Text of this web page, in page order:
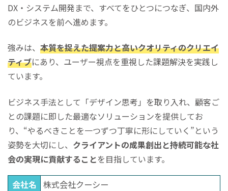
DX・システム開発まで、すべてをひとつにつなぎ、国内外
のビジネスを前へ進めます。
強みは、 本質を捉えた提案力と高いクオリティのクリエイ
ティブにあり、ユーザー視点を重視した課題解決を実践し
ています。
ビジネス手法として「デザイン思考」を取り入れ、顧客ご
との課題に即した最適なソリューションを提供してお
り、“やるべきことを一つずつ丁寧に形にしていく”という
姿勢を大切にし、 クライアントの成果創出と持続可能な社
会の実現に貢献することを目指しています。
会社名
株式会社クーシー